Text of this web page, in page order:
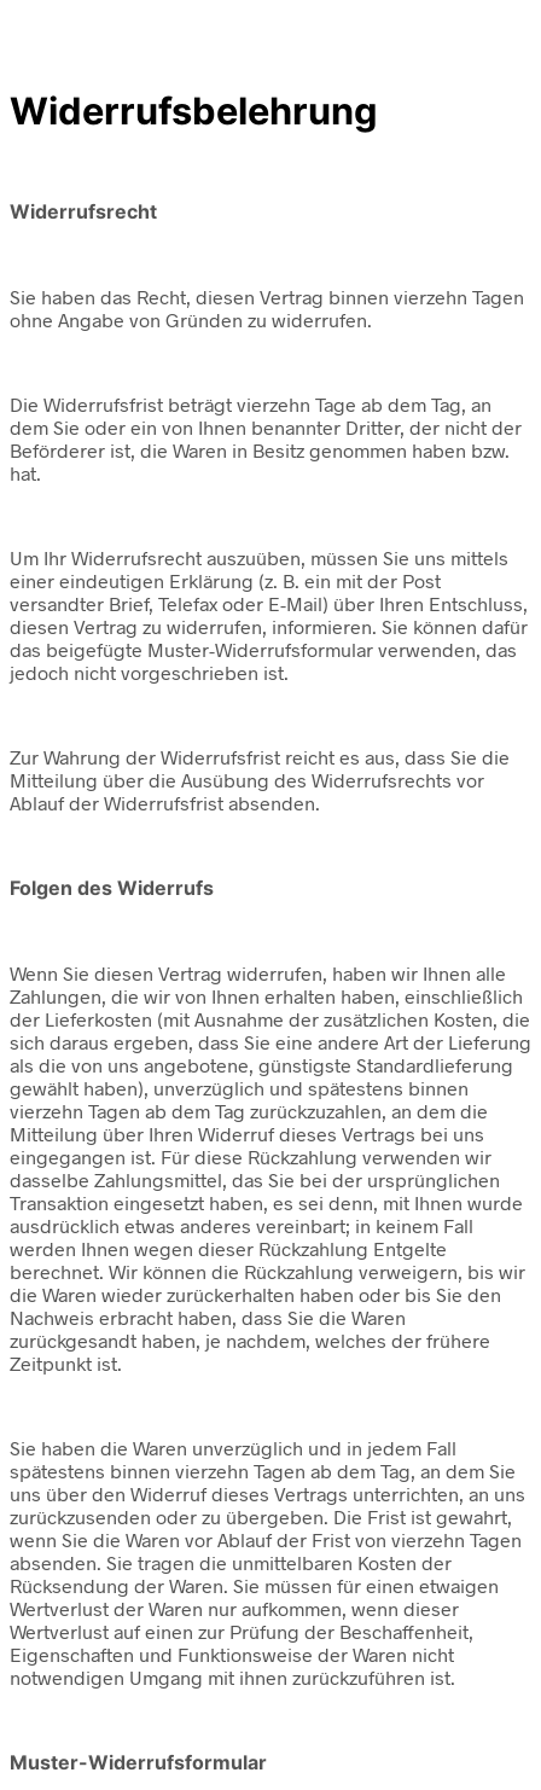
Widerrufsbelehrung
Widerrufsrecht
Sie haben das Recht, diesen Vertrag binnen vierzehn Tagen
ohne Angabe von Gründen zu widerrufen.
Die Widerrufsfrist beträgt vierzehn Tage ab dem Tag, an
dem Sie oder ein von Ihnen benannter Dritter, der nicht der
Beförderer ist, die Waren in Besitz genommen haben bzw.
hat.
Um Ihr Widerrufsrecht auszuüben, müssen Sie uns mittels
einer eindeutigen Erklärung (z. B. ein mit der Post
versandter Brief, Telefax oder E-Mail) über Ihren Entschluss,
diesen Vertrag zu widerrufen, informieren. Sie können dafür
das beigefügte Muster-Widerrufsformular verwenden, das
jedoch nicht vorgeschrieben ist.
Zur Wahrung der Widerrufsfrist reicht es aus, dass Sie die
Mitteilung über die Ausübung des Widerrufsrechts vor
Ablauf der Widerrufsfrist absenden.
Folgen des Widerrufs
Wenn Sie diesen Vertrag widerrufen, haben wir Ihnen alle
Zahlungen, die wir von Ihnen erhalten haben, einschließlich
der Lieferkosten (mit Ausnahme der zusätzlichen Kosten, die
sich daraus ergeben, dass Sie eine andere Art der Lieferung
als die von uns angebotene, günstigste Standardlieferung
gewählt haben), unverzüglich und spätestens binnen
vierzehn Tagen ab dem Tag zurückzuzahlen, an dem die
Mitteilung über Ihren Widerruf dieses Vertrags bei uns
eingegangen ist. Für diese Rückzahlung verwenden wir
dasselbe Zahlungsmittel, das Sie bei der ursprünglichen
Transaktion eingesetzt haben, es sei denn, mit Ihnen wurde
ausdrücklich etwas anderes vereinbart; in keinem Fall
werden Ihnen wegen dieser Rückzahlung Entgelte
berechnet. Wir können die Rückzahlung verweigern, bis wir
die Waren wieder zurückerhalten haben oder bis Sie den
Nachweis erbracht haben, dass Sie die Waren
zurückgesandt haben, je nachdem, welches der frühere
Zeitpunkt ist.
Sie haben die Waren unverzüglich und in jedem Fall
spätestens binnen vierzehn Tagen ab dem Tag, an dem Sie
uns über den Widerruf dieses Vertrags unterrichten, an uns
zurückzusenden oder zu übergeben. Die Frist ist gewahrt,
wenn Sie die Waren vor Ablauf der Frist von vierzehn Tagen
absenden. Sie tragen die unmittelbaren Kosten der
Rücksendung der Waren. Sie müssen für einen etwaigen
Wertverlust der Waren nur aufkommen, wenn dieser
Wertverlust auf einen zur Prüfung der Beschaffenheit,
Eigenschaften und Funktionsweise der Waren nicht
notwendigen Umgang mit ihnen zurückzuführen ist.
Muster-Widerrufsformular